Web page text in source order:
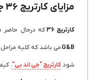
مزایای کارتریج 36 جی اند بی
کارتریج 36 که درحال حاضر
G&Bمی باشد که کلیه
شود.کارتریج "جی اند بی"،